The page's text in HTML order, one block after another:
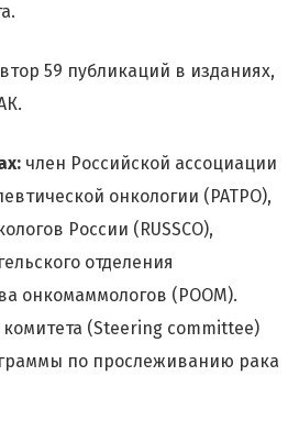
59 публикаций в изданиях,
член Российской ассоциации
онкологии (РАТРО),
России (RUSSCO),
отделения
онкомаммологов (РООМ).
(Steering committee)
по прослеживанию рака